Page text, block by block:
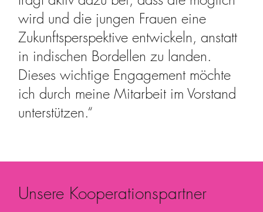
Unsere Kooperationspartner
wird und die jungen Frauen eine
Zukunftsperspektive entwickeln, anstatt
in indischen Bordellen zu landen.
Dieses wichtige Engagement möchte
ich durch meine Mitarbeit im Vorstand
unterstützen.“